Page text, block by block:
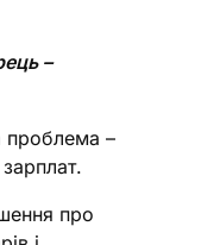
–
–
про